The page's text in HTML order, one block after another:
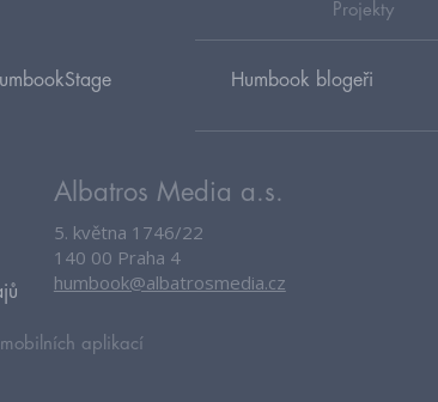
Projekty
Humbook blogeři
Albatros Media a.s.
5. května 1746/22
140 00 Praha 4
humbook@albatrosmedia.cz
aplikací